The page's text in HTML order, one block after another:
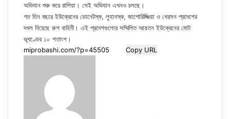
অভিযান শুরু করে রাশিয়া। সেই অভিযান এখনও চলছে।
গত তিন বছরে ইউক্রেনের ডোনেটস্ক, লুহানস্ক, জাপোরিজ্জিয়া ও খেরসন প্রদেশের
দখল নিয়েছে রুশ বাহিনী। এই প্রদেশগুলোর সম্মিলিত আয়তন ইউক্রেনের মোট
ভূখণ্ডের ১০ শতাংশ।
Copy URL